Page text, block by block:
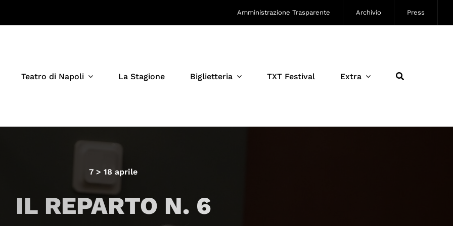
Amministrazione Trasparente Archivio Press
Teatro di Napoli La Stagione Biglietteria TXT Festival Extra
7 > 18 aprile
IL REPARTO N. 6